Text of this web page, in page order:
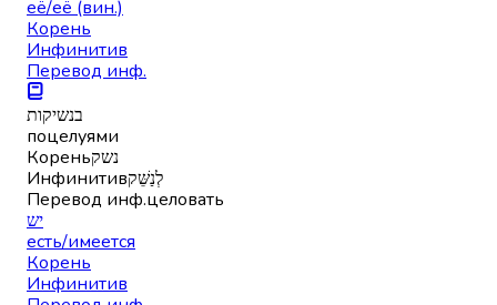
её/её (вин.)
Корень
Инфинитив
Перевод инф.
בנשיקות
поцелуями
Кореньנשק
Инфинитивלְנַשֵּׁק
Перевод инф.целовать
יש
есть/имеется
Корень
Инфинитив